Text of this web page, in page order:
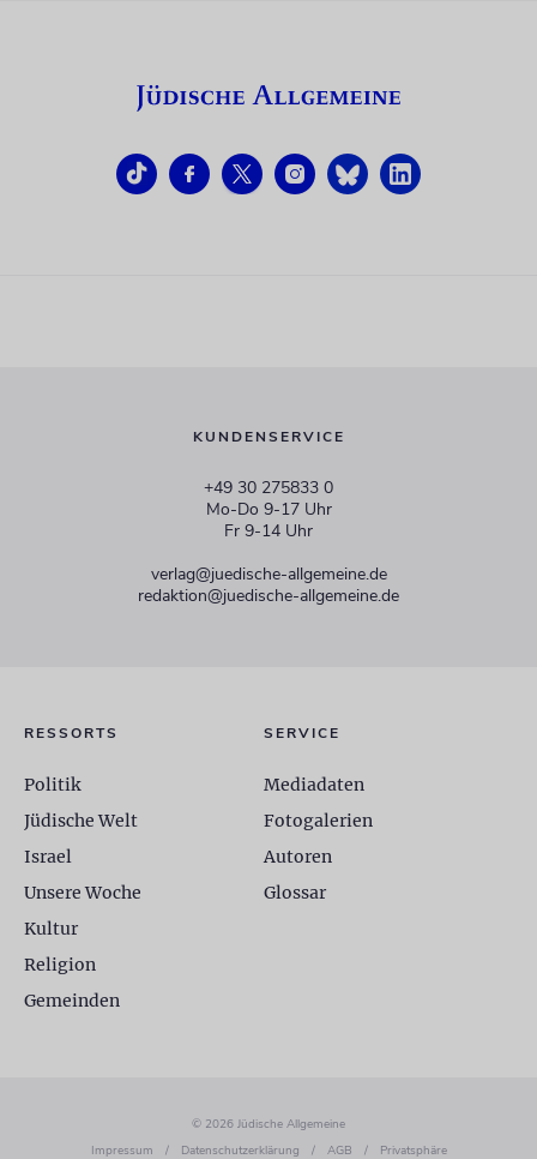
KUNDENSERVICE
+49 30 275833 0
Mo-Do 9-17 Uhr
Fr 9-14 Uhr
verlag@juedische-allgemeine.de
redaktion@juedische-allgemeine.de
RESSORTS
Politik
Jüdische Welt
Israel
Unsere Woche
Kultur
Religion
Gemeinden
SERVICE
Mediadaten
Fotogalerien
Autoren
Glossar
© 2026 Jüdische Allgemeine
Impressum
/ Datenschutzerklärung / AGB / Privatsphäre